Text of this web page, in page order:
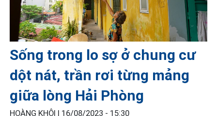
Sống trong lo sợ ở chung cư
dột nát, trần rơi từng mảng
giữa lòng Hải Phòng
HOÀNG KHÔI | 16/08/2023 - 15:30